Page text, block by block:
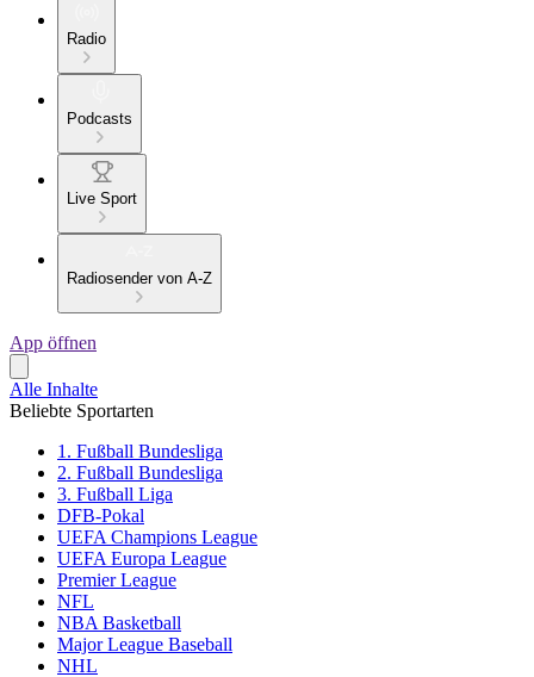
Radio
Podcasts
Live Sport
Radiosender von A-Z
App öffnen
Alle Inhalte
Beliebte Sportarten
1. Fußball Bundesliga
2. Fußball Bundesliga
3. Fußball Liga
DFB-Pokal
UEFA Champions League
UEFA Europa League
Premier League
NFL
NBA Basketball
Major League Baseball
NHL